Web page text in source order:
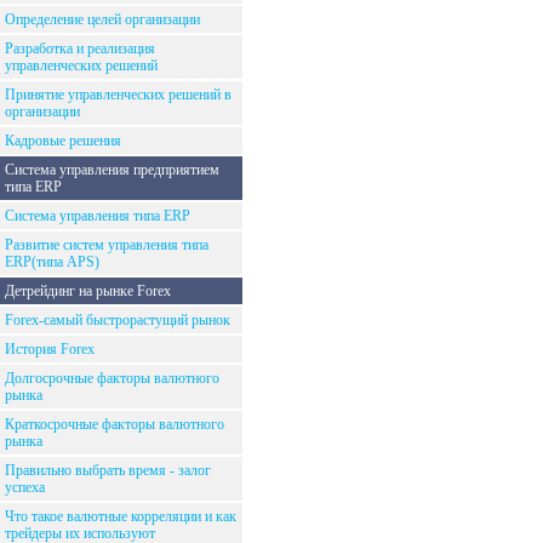
Определение целей организации
Разработка и реализация
управленческих решений
Принятие управленческих решений в
организации
Кадровые решения
Система управления предприятием
типа ERP
Система управления типа ERP
Развитие систем управления типа
ERP(типа APS)
Детрейдинг на рынке Forex
Forex-самый быстрорастущий рынок
История Forex
Долгосрочные факторы валютного
рынка
Краткосрочные факторы валютного
рынка
Правильно выбрать время - залог
успеха
Что такое валютные корреляции и как
трейдеры их используют